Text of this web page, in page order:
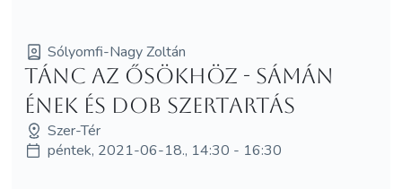
Sólyomfi-Nagy Zoltán
Tánc az Ősökhöz - sámán
ének és dob szertartás
Szer-Tér
péntek, 2021-06-18., 14:30 - 16:30